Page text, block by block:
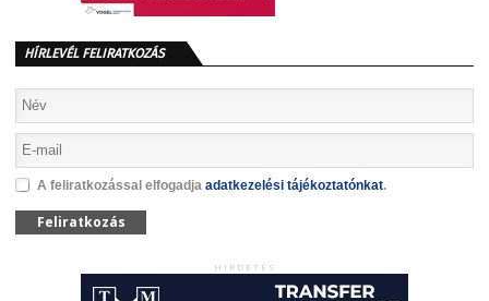
HÍRLEVÉL FELIRATKOZÁS
A feliratkozással elfogadja adatkezelési tájékoztatónkat.
Feliratkozás
HIRDETÉS